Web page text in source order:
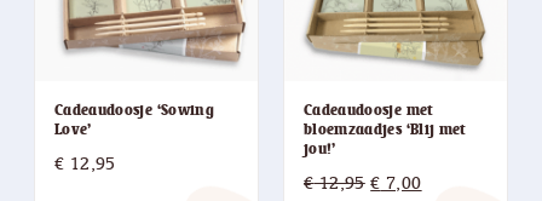
Cadeaudoosje ‘Sowing
Love’
€ 12,95
Cadeaudoosje met
bloemzaadjes ‘Blij met
jou!’
€12,95 Oorspronkelijke
€ 7,00Huidige